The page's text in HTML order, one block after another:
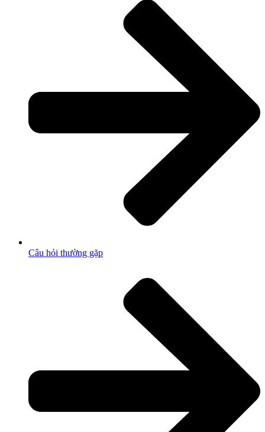
Câu hỏi thường gặp